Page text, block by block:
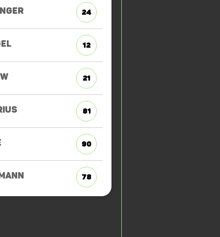
24
12
21
81
90
78